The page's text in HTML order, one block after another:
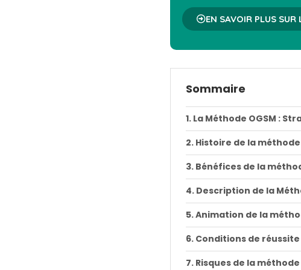
EN SAVOIR PLUS SUR
Sommaire
La Méthode OGSM :
Histoire de la méthode
Bénéfices de la
Description de la
Animation de la
Conditions de
Risques de la méthode